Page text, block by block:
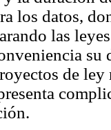
los datos,
las
su
de